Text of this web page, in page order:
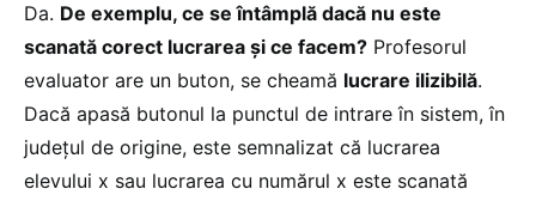
Da. De exemplu, ce se întâmplă dacă nu este
scanată corect lucrarea și ce facem? Profesorul
evaluator are un buton, se cheamă lucrare ilizibilă.
Dacă apasă butonul la punctul de intrare în sistem, în
județul de origine, este semnalizat că lucrarea
elevului x sau lucrarea cu numărul x este scanată